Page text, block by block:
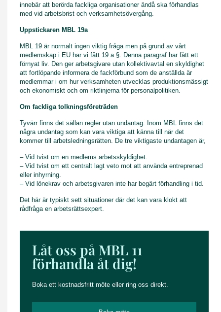
innebär att berörda fackliga organisationer ändå ska förhandlas
med vid arbetsbrist och verksamhetsövergång.
Uppstickaren MBL 19a
MBL 19 är normalt ingen viktig fråga men på grund av vårt
medlemskap i EU har vi fått 19 a §. Denna paragraf har fått ett
förnyat liv. Den ger arbetsgivare utan kollektivavtal en skyldighet
att fortlöpande informera de fackförbund som de anställda är
medlemmar i om hur verksamheten utvecklas produktionsmässigt
och ekonomiskt och om riktlinjerna för personalpolitiken.
Om fackliga tolkningsföreträden
Tyvärr finns det sällan regler utan undantag. Inom MBL finns det
några undantag som kan vara viktiga att känna till när det
kommer till arbetsledningsrätten. De tre viktigaste undantagen är,
– Vid tvist om en medlems arbetsskyldighet.
– Vid tvist om ett centralt lagt veto mot att använda entreprenad
eller inhyrning.
– Vid lönekrav och arbetsgivaren inte har begärt förhandling i tid.
Det här är typiskt sett situationer där det kan vara klokt att
rådfråga en arbetsrättsexpert.
Låt oss på MBL 11
förhandla åt dig!
Boka ett kostnadsfritt möte eller ring oss direkt.